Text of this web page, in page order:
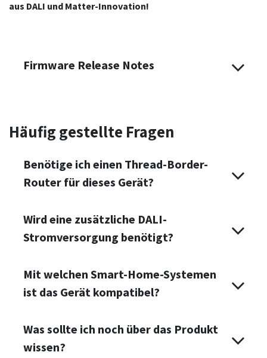
aus DALI und Matter-Innovation!
Firmware Release Notes
Häufig gestellte Fragen
Benötige ich einen Thread-Border-
Router für dieses Gerät?
Wird eine zusätzliche DALI-
Stromversorgung benötigt?
Mit welchen Smart-Home-Systemen
ist das Gerät kompatibel?
Was sollte ich noch über das Produkt
wissen?